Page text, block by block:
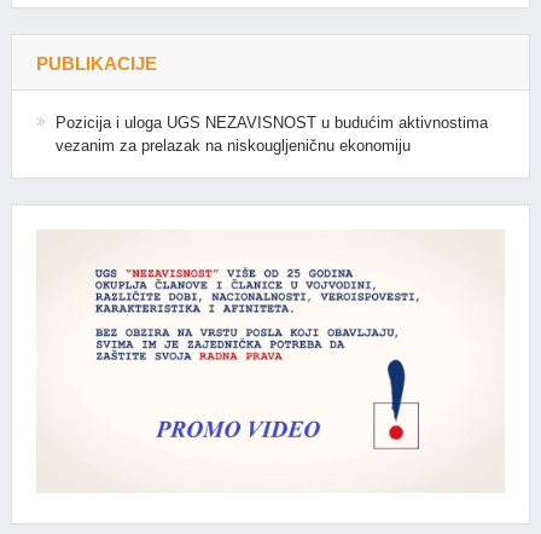
PUBLIKACIJE
Pozicija i uloga UGS NEZAVISNOST u budućim aktivnostima
vezanim za prelazak na niskougljeničnu ekonomiju